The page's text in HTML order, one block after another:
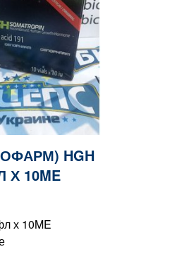
HGH
Х 10ME
х 10ME